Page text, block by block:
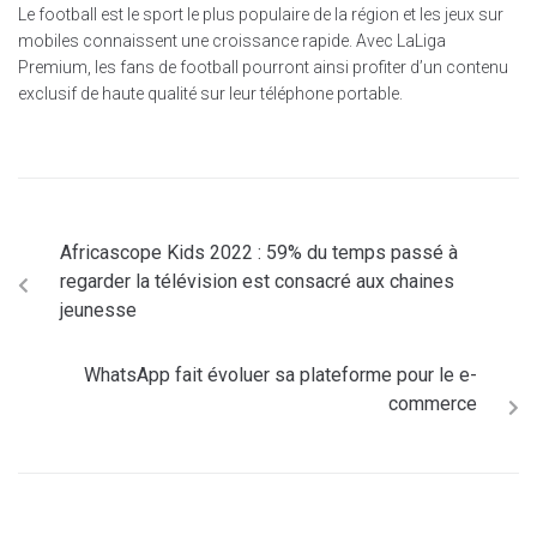
Le football est le sport le plus populaire de la région et les jeux sur
mobiles connaissent une croissance rapide. Avec LaLiga
Premium, les fans de football pourront ainsi profiter d’un contenu
exclusif de haute qualité sur leur téléphone portable.
Africascope Kids 2022 : 59% du temps passé à
regarder la télévision est consacré aux chaines
jeunesse
WhatsApp fait évoluer sa plateforme pour le e-
commerce